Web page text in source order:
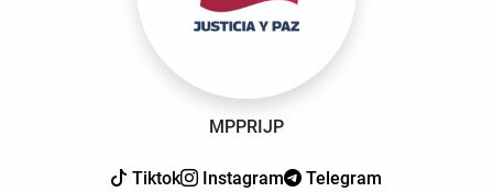
MPPRIJP
Tiktok Instagram Telegram